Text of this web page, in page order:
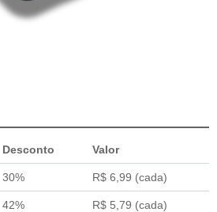
Desconto Valor
30% R$ 6,99 (cada)
42% R$ 5,79 (cada)